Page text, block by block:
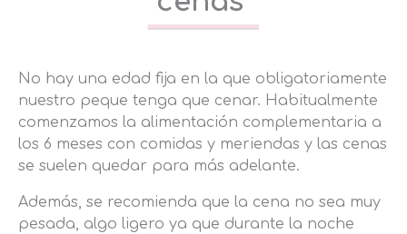
No hay una edad fija en la que obligatoriamente
nuestro peque tenga que cenar. Habitualmente
comenzamos la alimentación complementaria a
los 6 meses con comidas y meriendas y las cenas
se suelen quedar para más adelante.
Además, se recomienda que la cena no sea muy
pesada, algo ligero ya que durante la noche